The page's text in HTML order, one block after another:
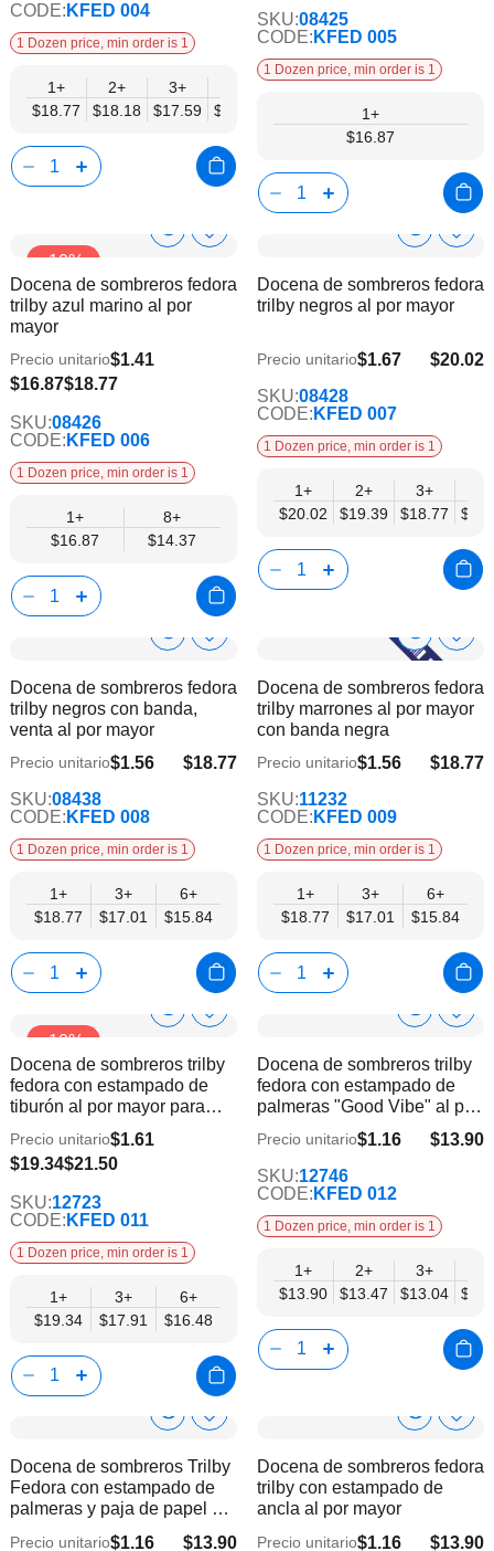
CODE: KFED 004
1 Dozen price, min order is 1
1+
$18.77
2+
$18.18
3+
$17.59
$17.01
$15.84
CODE: KFED 005
SKU:08425
1 Dozen price, min order is 1
1+
$16.87
-10%
Show
Info
Añadir
la
deseos
Docena de sombreros fedora
trilby azul marino al por
mayor
$16.87$18.77
$14.37
Precio unitario$1.41
CODE: KFED 006
SKU:08426
1 Dozen price, min order is 1
1+
$16.87
8+
$14.37
Show
Info la
Docena de sombreros fedora
trilby negros al por mayor
$20.02
$16.26
Precio unitario$1.67
CODE: KFED 007
SKU:08428
1 Dozen price, min order is 1
1+
$20.02
2+
$19.39
3+
$18.77
Show
Info
Añadir
la
deseos
Docena de sombreros fedora
trilby negros con banda,
venta al por mayor
$18.77
$15.84
Precio unitario$1.56
CODE: KFED 008
SKU:08438
1 Dozen price, min order is 1
1+
$18.77
3+
$17.01
6+
$15.84
Show
Product
Info la
lista
Docena de sombreros fedora
trilby marrones al por mayor
con banda negra
$18.77
$15.84
Precio unitario$1.56
CODE: KFED 009
SKU:11232
1 Dozen price, min order is 1
1+
$18.77
3+
$17.01
6+
$15.84
-10%
Show
Info
Añadir
la
lista
de
deseos
Docena de sombreros trilby
fedora con estampado de
tiburón al por mayor para
$19.34$21.50
$16.48
Precio unitario$1.61
CODE: KFED 011
SKU:12723
1 Dozen price, min order is 1
1+
$19.34
3+
$17.91
6+
$16.48
Show
Info la
lista
de
Docena de sombreros trilby
fedora con estampado de
palmeras "Good Vibe" al por
mayor para niños
$13.90
$11.30
Precio unitario$1.16
CODE: KFED 012
SKU:12746
1 Dozen price, min order is 1
1+
$13.90
2+
$13.47
3+
$13.04
Show
Info
Añadir
la
lista
de
deseos
Docena de sombreros Trilby
Fedora con estampado de
palmeras y paja de papel al
por mayor para jóvenes.
$13.90
$11.30
Precio unitario$1.16
Show
Info la
Docena de sombreros fedora
trilby con estampado de
ancla al por mayor
$13.90
$11.30
Precio unitario$1.16
Crochet Flower Display Dimensions